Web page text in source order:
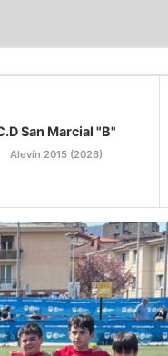
San Marcial "B"
Alevín 2015 (2026)